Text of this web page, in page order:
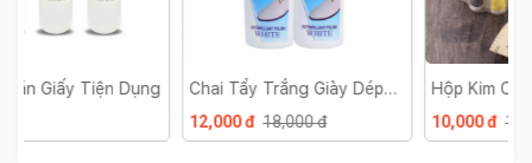
Chai Tẩy Trắng Giày Dép
Hộp Kim Chỉ Đa Năng Mini
10,000 đ